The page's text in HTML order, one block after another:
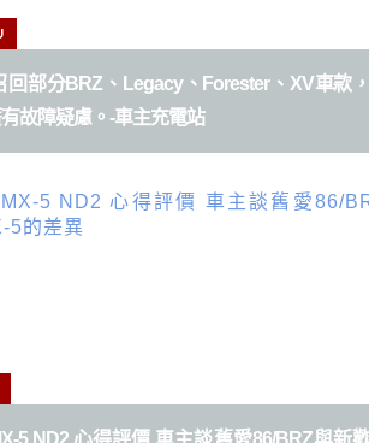
回部分BRZ、Legacy、Forester、XV車款，
故障疑慮。-車主充電站
5 ND2 心得評價 車主談舊愛86/BRZ與新歡